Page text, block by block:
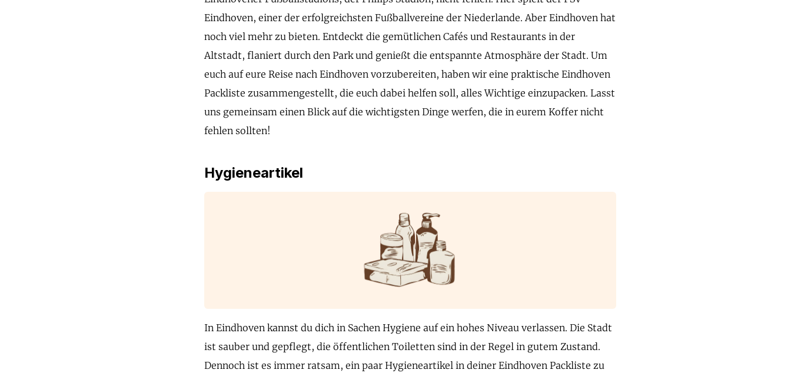
Eindhoven, einer der erfolgreichsten Fußballvereine der Niederlande. Aber Eindhoven hat
noch viel mehr zu bieten. Entdeckt die gemütlichen Cafés und Restaurants in der
Altstadt, flaniert durch den Park und genießt die entspannte Atmosphäre der Stadt. Um
euch auf eure Reise nach Eindhoven vorzubereiten, haben wir eine praktische Eindhoven
Packliste zusammengestellt, die euch dabei helfen soll, alles Wichtige einzupacken. Lasst
uns gemeinsam einen Blick auf die wichtigsten Dinge werfen, die in eurem Koffer nicht
fehlen sollten!
Hygieneartikel
In Eindhoven kannst du dich in Sachen Hygiene auf ein hohes Niveau verlassen. Die Stadt
ist sauber und gepflegt, die öffentlichen Toiletten sind in der Regel in gutem Zustand.
Dennoch ist es immer ratsam, ein paar Hygieneartikel in deiner Eindhoven Packliste zu